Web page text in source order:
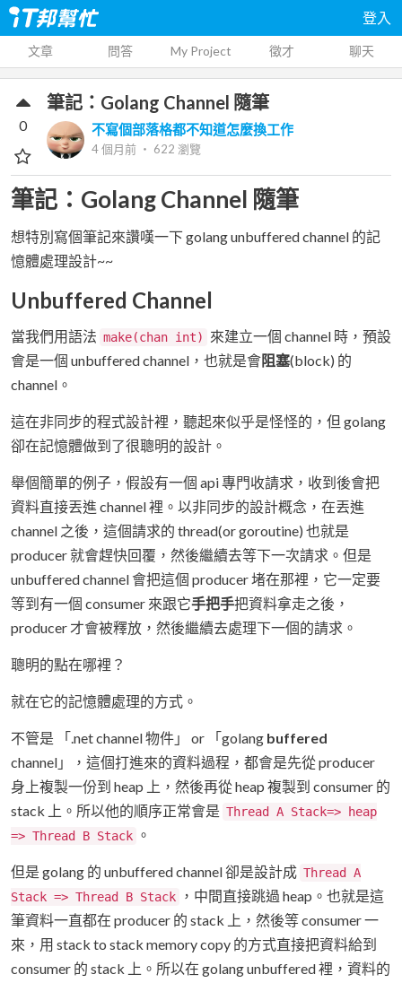
登入
文章 問答 My Project 徵才 聊天
筆記：Golang Channel 隨筆
不寫個部落格都不知道怎麼換工作
4 個月前 ‧ 622 瀏覽
0
筆記：Golang Channel 隨筆
想特別寫個筆記來讚嘆一下 golang unbuffered channel 的記
憶體處理設計~~
Unbuffered Channel
當我們用語法 make(chan int)
來建立一個 channel 時，預設
會是一個 unbuffered channel，也就是會阻塞(block) 的
channel。
這在非同步的程式設計裡，聽起來似乎是怪怪的，但 golang
卻在記憶體做到了很聰明的設計。
舉個簡單的例子，假設有一個 api 專門收請求，收到後會把
資料直接丟進 channel 裡。以非同步的設計概念，在丟進
channel 之後，這個請求的 thread(or goroutine) 也就是
producer 就會趕快回覆，然後繼續去等下一次請求。但是
unbuffered channel 會把這個 producer 堵在那裡，它一定要
等到有一個 consumer 來跟它手把手把資料拿走之後，
producer 才會被釋放，然後繼續去處理下一個的請求。
聰明的點在哪裡？
就在它的記憶體處理的方式。
不管是 「.net channel 物件」 or 「golang buffered
channel」，這個打進來的資料過程，都會是先從 producer
身上複製一份到 heap 上，然後再從 heap 複製到 consumer 的
stack 上。所以他的順序正常會是 Thread A Stack=> heap
=> Thread B Stack 。
但是 golang 的 unbuffered channel 卻是設計成 Thread A
Stack => Thread B Stack
，中間直接跳過 heap。也就是這
筆資料一直都在 producer 的 stack 上，然後等 consumer 一
來，用 stack to stack memory copy 的方式直接把資料給到
consumer 的 stack 上。所以在 golang unbuffered 裡，資料的